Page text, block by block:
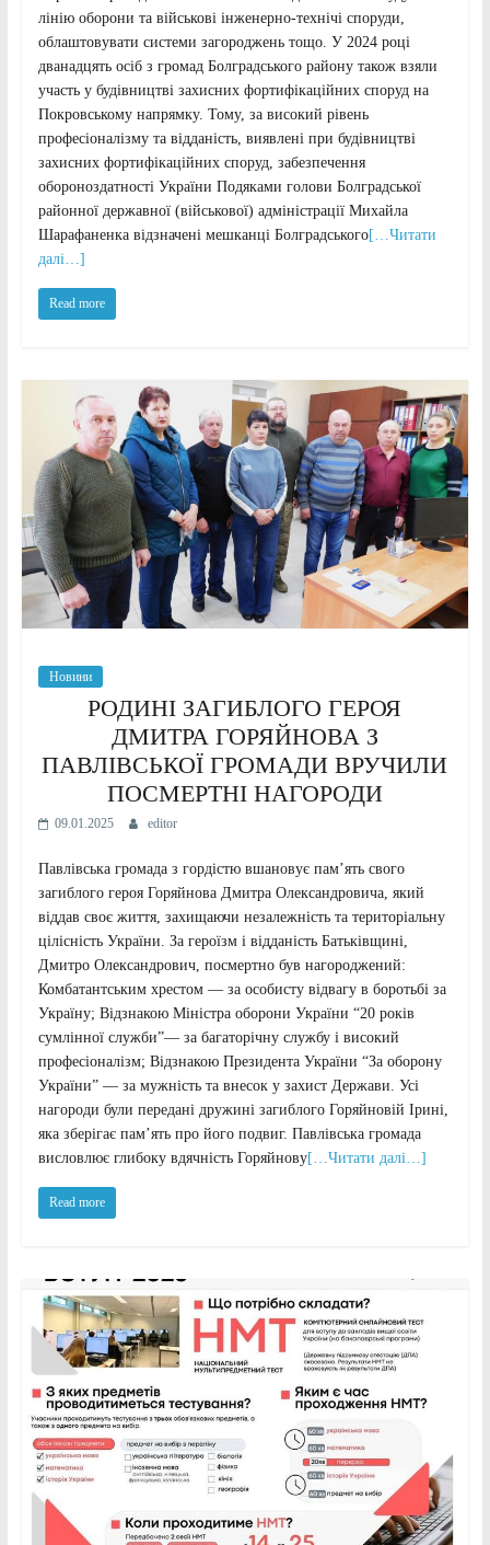
лінію оборони та військові інженерно-технічі споруди,
облаштовувати системи загороджень тощо. У 2024 році
дванадцять осіб з громад Болградського району також взяли
участь у будівництві захисних фортифікаційних споруд на
Покровському напрямку. Тому, за високий рівень
професіоналізму та відданість, виявлені при будівництві
захисних фортифікаційних споруд, забезпечення
обороноздатності України Подяками голови Болградської
районної державної (військової) адміністрації Михайла
Шарафаненка відзначені мешканці Болградського[…Читати
далі…]
Read more
Новини
РОДИНІ ЗАГИБЛОГО ГЕРОЯ
ДМИТРА ГОРЯЙНОВА З
ПАВЛІВСЬКОЇ ГРОМАДИ ВРУЧИЛИ
ПОСМЕРТНІ НАГОРОДИ
09.01.2025 editor
Павлівська громада з гордістю вшановує пам’ять свого
загиблого героя Горяйнова Дмитра Олександровича, який
віддав своє життя, захищаючи незалежність та територіальну
цілісність України. За героїзм і відданість Батьківщині,
Дмитро Олександрович, посмертно був нагороджений:
Комбатантським хрестом — за особисту відвагу в боротьбі за
Україну; Відзнакою Міністра оборони України “20 років
сумлінної служби”— за багаторічну службу і високий
професіоналізм; Відзнакою Президента України “За оборону
України” — за мужність та внесок у захист Держави. Усі
нагороди були передані дружині загиблого Горяйновій Ірині,
яка зберігає пам’ять про його подвиг. Павлівська громада
висловлює глибоку вдячність Горяйнову[…Читати далі…]
Read more